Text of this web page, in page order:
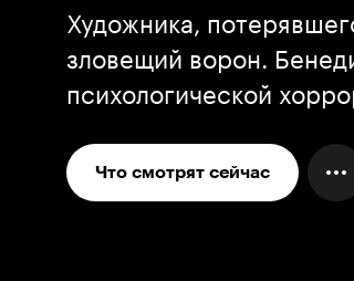
Художника,
зловещий ворон.
психологической
Что смотрят сейчас